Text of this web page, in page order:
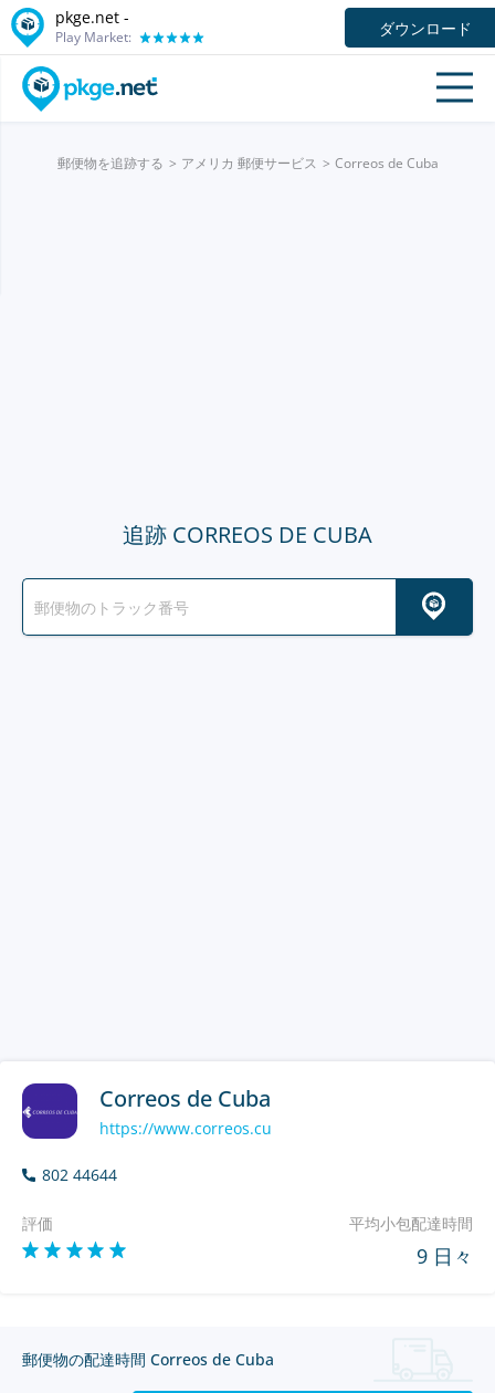
pkge.net -
Play Market: ダウンロード
郵便物を追跡する アメリカ 郵便サービス Correos de Cuba
追跡 CORREOS DE CUBA
Correos de Cuba
https://www.correos.cu
802 44644
評価 平均小包配達時間
9 日々
郵便物の配達時間 Correos de Cuba